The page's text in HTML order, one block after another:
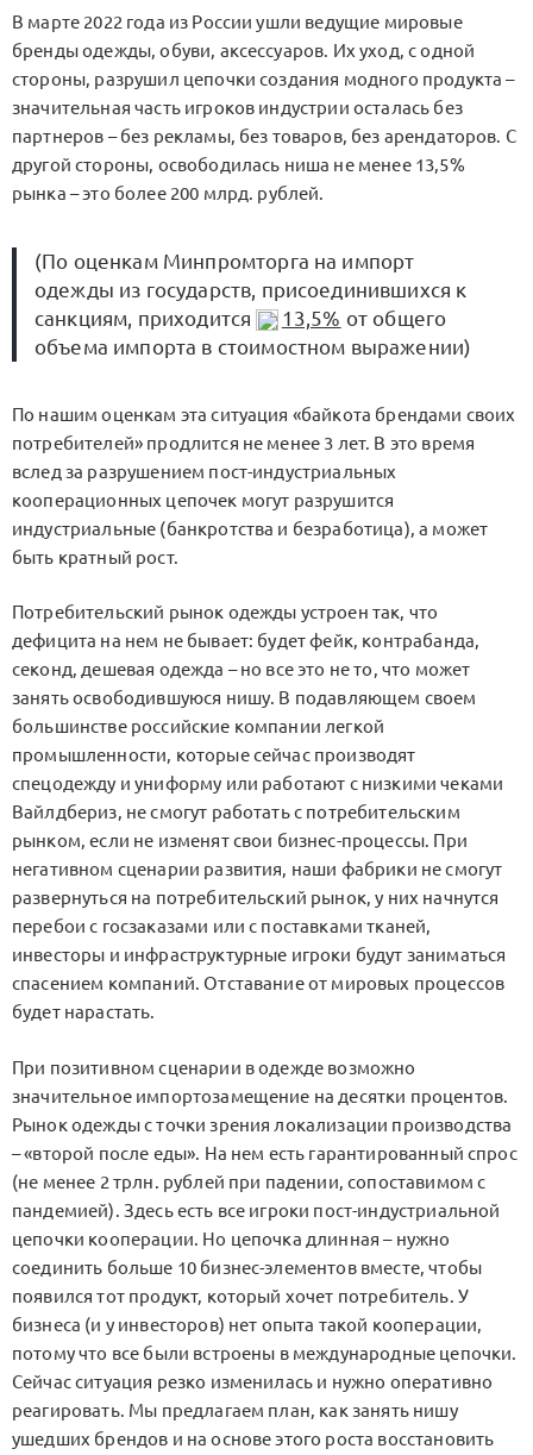
В марте 2022 года из России ушли ведущие мировые
бренды одежды, обуви, аксессуаров. Их уход, с одной
стороны, разрушил цепочки создания модного продукта –
значительная часть игроков индустрии осталась без
партнеров – без рекламы, без товаров, без арендаторов. С
другой стороны, освободилась ниша не менее 13,5%
рынка – это более 200 млрд. рублей.
(По оценкам Минпромторга на импорт
одежды из государств, присоединившихся к
санкциям, приходится
13,5% от общего
объема импорта в стоимостном выражении)
По нашим оценкам эта ситуация «байкота брендами своих
потребителей» продлится не менее 3 лет. В это время
вслед за разрушением пост-индустриальных
кооперационных цепочек могут разрушится
индустриальные (банкротства и безработица), а может
быть кратный рост.
Потребительский рынок одежды устроен так, что
дефицита на нем не бывает: будет фейк, контрабанда,
секонд, дешевая одежда – но все это не то, что может
занять освободившуюся нишу. В подавляющем своем
большинстве российские компании легкой
промышленности, которые сейчас производят
спецодежду и униформу или работают с низкими чеками
Вайлдбериз, не смогут работать с потребительским
рынком, если не изменят свои бизнес-процессы. При
негативном сценарии развития, наши фабрики не смогут
развернуться на потребительский рынок, у них начнутся
перебои с госзаказами или с поставками тканей,
инвесторы и инфраструктурные игроки будут заниматься
спасением компаний. Отставание от мировых процессов
будет нарастать.
При позитивном сценарии в одежде возможно
значительное импортозамещение на десятки процентов.
Рынок одежды с точки зрения локализации производства
– «второй после еды». На нем есть гарантированный спрос
(не менее 2 трлн. рублей при падении, сопоставимом с
пандемией). Здесь есть все игроки пост-индустриальной
цепочки кооперации. Но цепочка длинная – нужно
соединить больше 10 бизнес-элементов вместе, чтобы
появился тот продукт, который хочет потребитель. У
бизнеса (и у инвесторов) нет опыта такой кооперации,
потому что все были встроены в международные цепочки.
Сейчас ситуация резко изменилась и нужно оперативно
реагировать. Мы предлагаем план, как занять нишу
ушедших брендов и на основе этого роста восстановить